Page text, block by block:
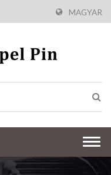
MAGYAR